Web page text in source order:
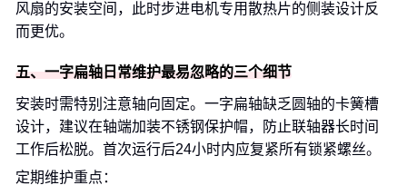
风扇的安装空间，此时步进电机专用散热片的侧装设计反
而更优。
五、一字扁轴日常维护最易忽略的三个细节
安装时需特别注意轴向固定。一字扁轴缺乏圆轴的卡簧槽
设计，建议在轴端加装不锈钢保护帽，防止联轴器长时间
工作后松脱。首次运行后24小时内应复紧所有锁紧螺丝。
定期维护重点：